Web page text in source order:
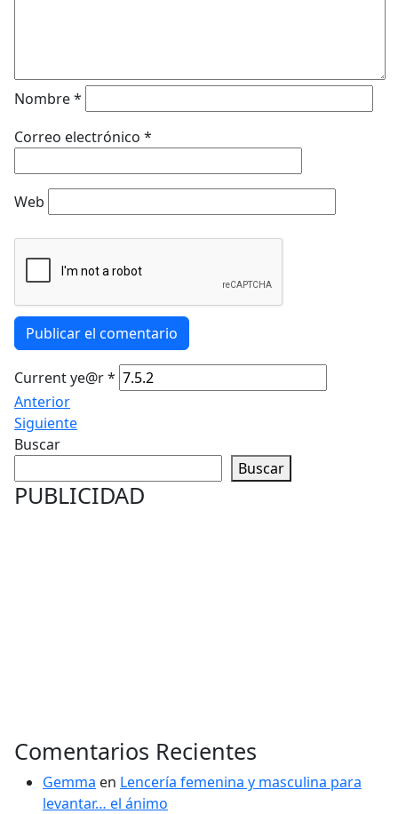
Nombre*
Correo electrónico *
Web
Publicar el comentario
Current ye@r*
Anterior
Siguiente
Buscar
Buscar
PUBLICIDAD
Comentarios Recientes
Gemma en Lencería femenina y masculina para
levantar… el ánimo